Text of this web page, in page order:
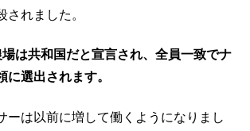
されました。
は共和国だと宣言され、全員一致でナ
に選出されます。
ーは以前に増して働くようになりまし